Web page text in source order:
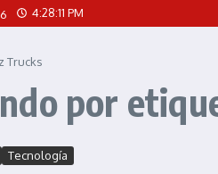
4:28:11 PM
Trucks
por
Tecnología